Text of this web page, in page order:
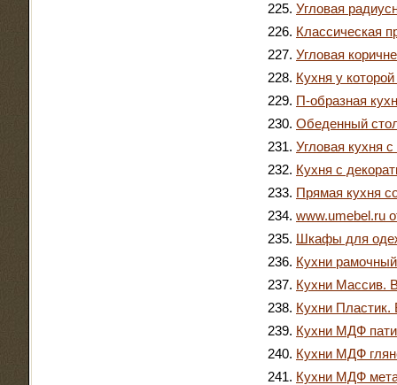
Угловая
Классическая
Угловая
Кухня у
П-образная
Обеденный
Угловая кухня
Кухня с
Прямая кухня
www.umebel.ru
Шкафы для
Кухни
Кухни Массив.
Кухни
Кухни МДФ
Кухни МДФ
Кухни МДФ